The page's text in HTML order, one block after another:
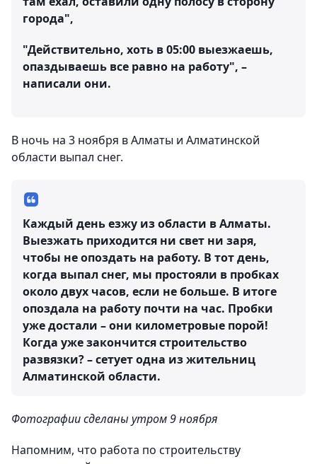
города",
"Действительно, хоть в 05:00 выезжаешь,
опаздываешь все равно на работу", –
написали они.
В ночь на 3 ноября в Алматы и Алматинской
области выпал снег.
Каждый день езжу из области в Алматы.
Выезжать приходится ни свет ни заря,
чтобы не опоздать на работу. В тот день,
когда выпал снег, мы простояли в пробках
около двух часов, если не больше. В итоге
опоздала на работу почти на час. Пробки
уже достали – они километровые порой!
Когда уже закончится строительство
развязки? – сетует одна из жительниц
Алматинской области.
Фотографии сделаны утром 9 ноября
Напомним, что работа по строительству